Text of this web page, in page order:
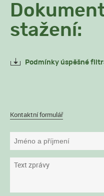
stažení:
Podmínky úspěšné
Kontaktní formulář